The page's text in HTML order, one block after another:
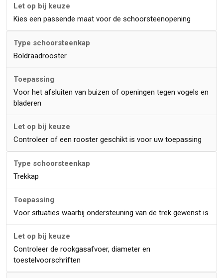
Kies een passende maat voor de schoorsteenopening
Boldraadrooster
Voor het afsluiten van buizen of openingen tegen vogels en
bladeren
Controleer of een rooster geschikt is voor uw toepassing
Trekkap
Voor situaties waarbij ondersteuning van de trek gewenst is
Controleer de rookgasafvoer, diameter en
toestelvoorschriften